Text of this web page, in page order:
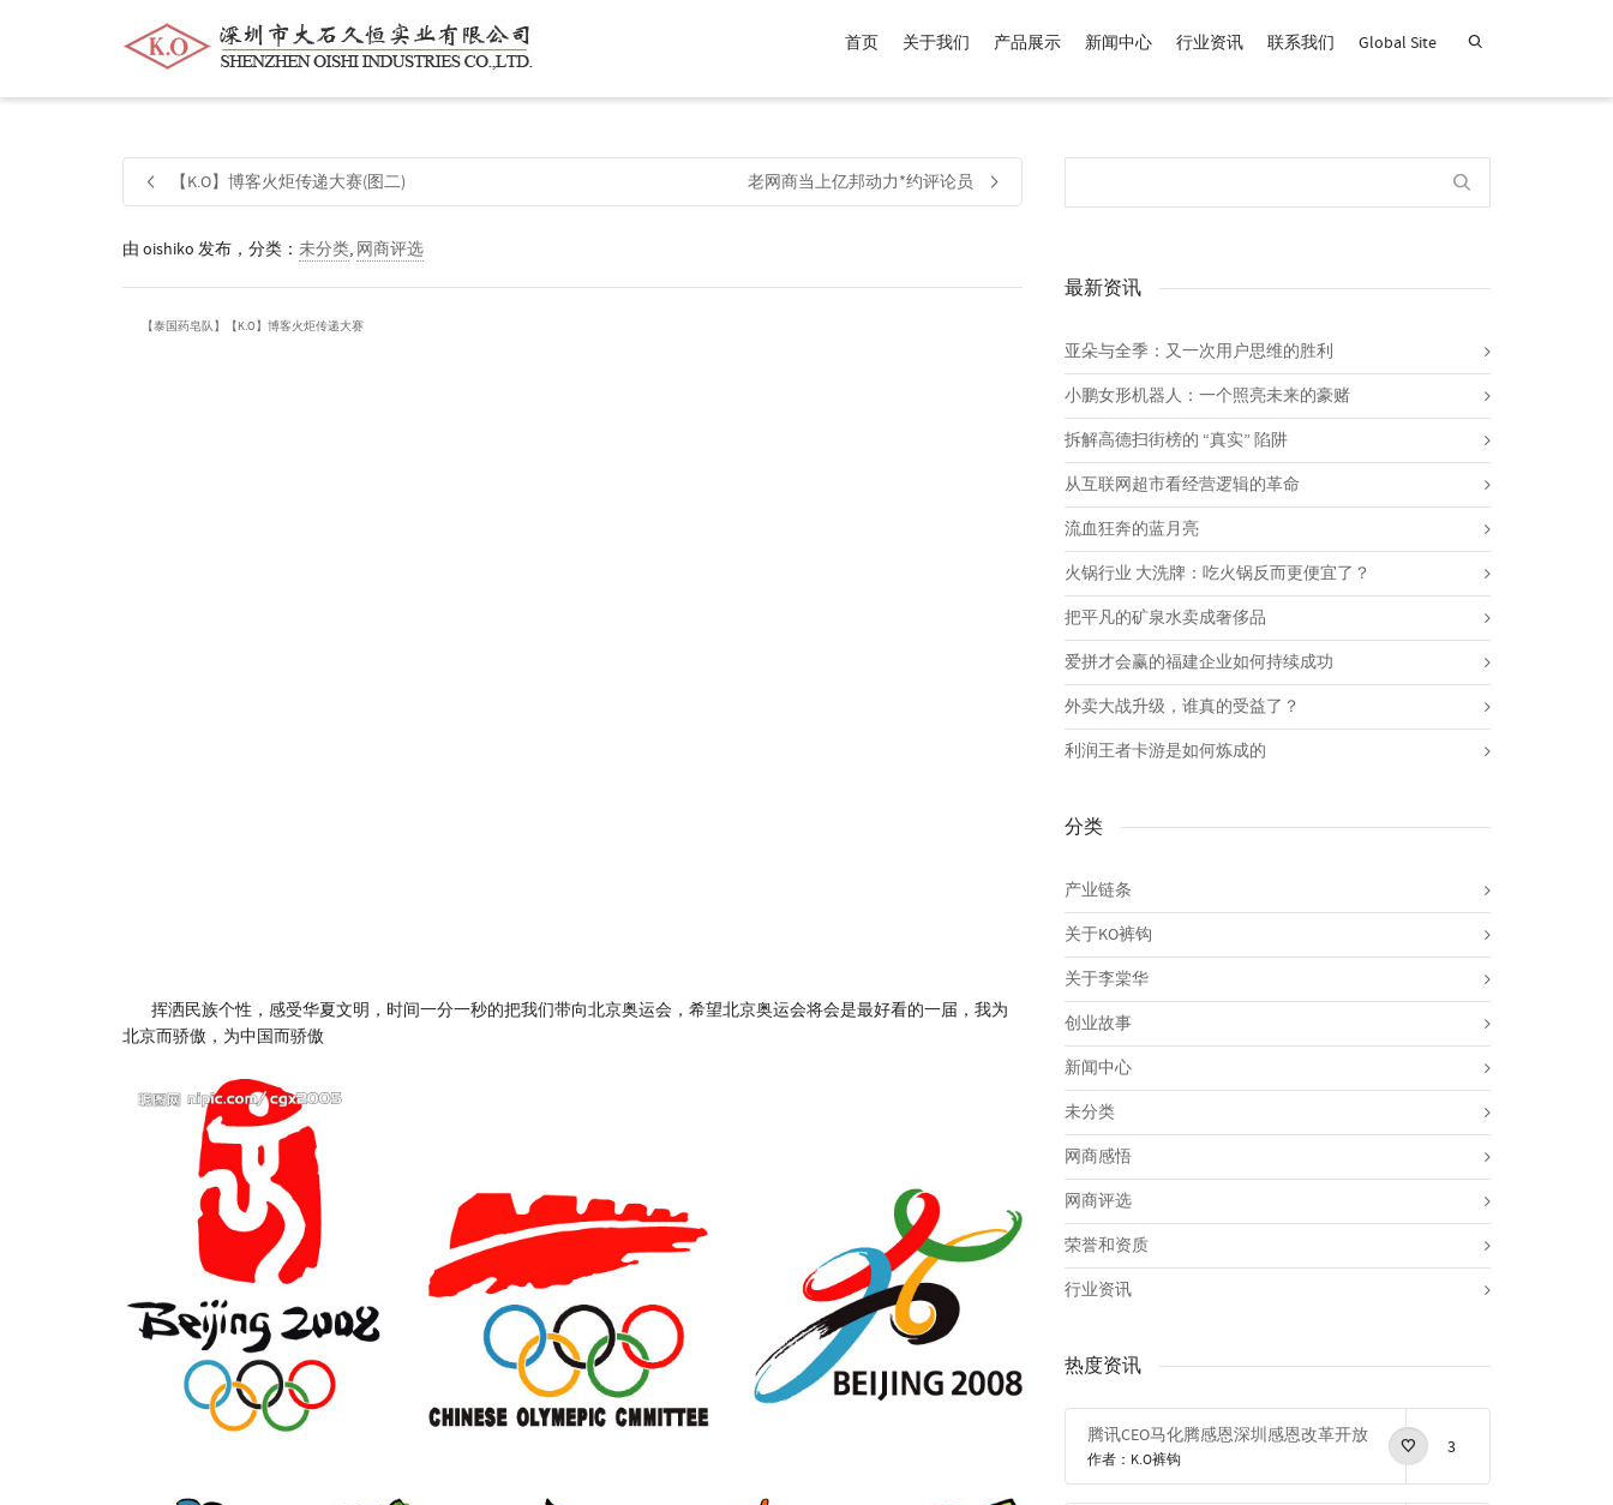
帮我查找新的衬衫尺码中号价格介于 商品，品牌为 默认品牌 .
首页 关于我们 产品展示 新闻中心 行业资讯 联系我们 Global Site
【K.O】博客火炬传递大赛(图二) 老网商当上亿邦动力*约评论员
由 oishiko 发布，分类： 未分类, 网商评选
【泰国药皂队】【K.O】博客火炬传递大赛
挥洒民族个性，感受华夏文明，时间一分一秒的把我们带向北京奥运会，希望北京奥运会将会是最好看的一届，我为
北京而骄傲，为中国而骄傲
最新资讯
亚朵与全季：又一次用户思维的胜利
小鹏女形机器人：一个照亮未来的豪赌
拆解高德扫街榜的 “真实” 陷阱
从互联网超市看经营逻辑的革命
流血狂奔的蓝月亮
火锅行业 大洗牌：吃火锅反而更便宜了？
把平凡的矿泉水卖成奢侈品
爱拼才会赢的福建企业如何持续成功
外卖大战升级，谁真的受益了？
利润王者卡游是如何炼成的
分类
产业链条
关于KO裤钩
关于李棠华
创业故事
新闻中心
未分类
网商感悟
网商评选
荣誉和资质
行业资讯
热度资讯
腾讯CEO马化腾感恩深圳感恩改革开放
作者：K.O裤钩
3